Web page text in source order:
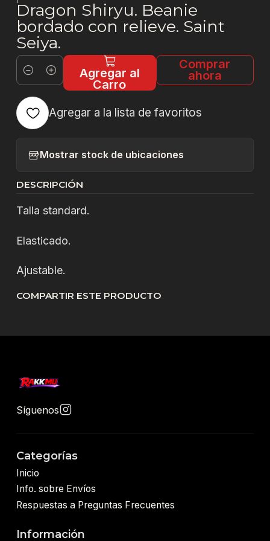
Dragon Shiryu. Beanie
bordado con relieve. Saint
Seiya.
Cantidad Agregar al
Carro
Comprar
ahora
Agregar a la lista de favoritos
Mostrar stock de ubicaciones
DESCRIPCIÓN
Talla standard.
Elasticado.
Ajustable.
COMPARTIR ESTE PRODUCTO
Síguenos
Categorías
Inicio
Info. sobre Envíos
Respuestas a Preguntas Frecuentes
Información